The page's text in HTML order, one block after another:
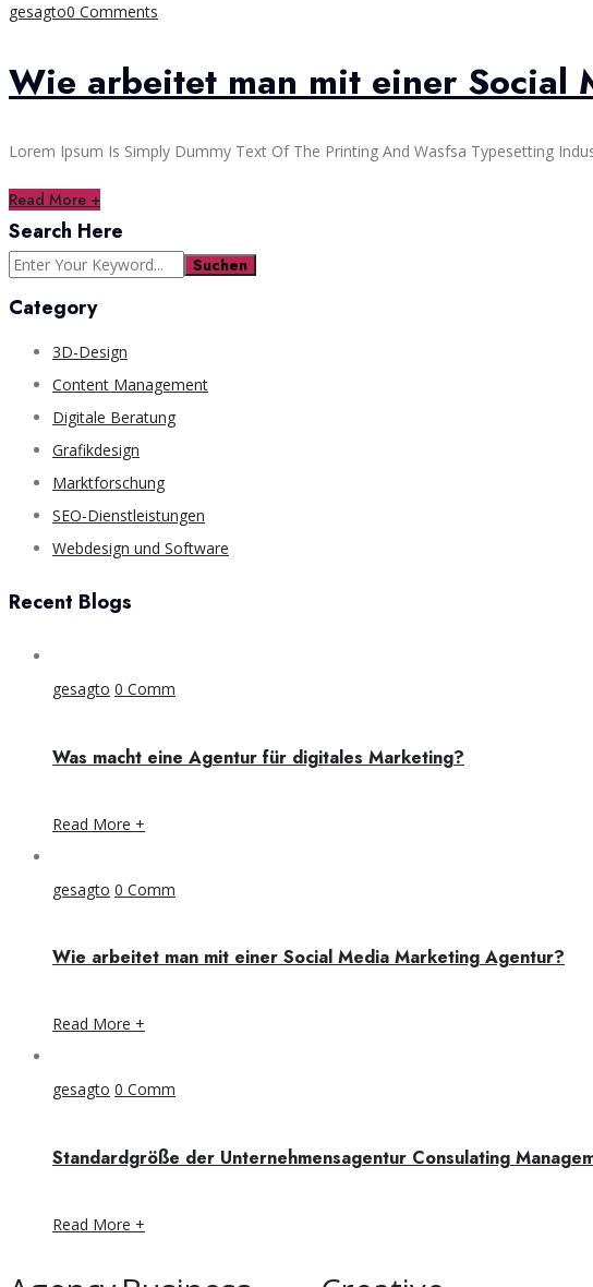
gesagto0 Comments
Wie arbeitet man mit einer Social
Lorem Ipsum Is Simply Dummy Text Of The Printing And Wasfsa Typesetting
Read More +
Search Here
Suchen
Category
3D-Design
Content Management
Digitale Beratung
Grafikdesign
Marktforschung
SEO-Dienstleistungen
Webdesign und Software
Recent Blogs
gesagto 0 Comm
Was macht eine Agentur für digitales Marketing?
Read More +
gesagto 0 Comm
Wie arbeitet man mit einer Social Media Marketing Agentur?
Read More +
gesagto 0 Comm
Standardgröße der Unternehmensagentur Consulating
Read More +